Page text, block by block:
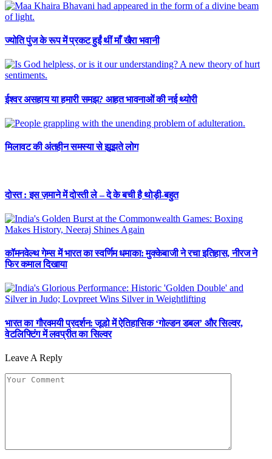
ज्योति पुंज के रूप में प्रकट हुईं थीं माँ खैरा भवानी
ईश्वर असहाय या हमारी समझ? आहत भावनाओं की नई थ्योरी
मिलावट की अंतहीन समस्या से झूझते लोग
दोस्त : इस ज़माने में दोस्ती ले – दे के बची है थोड़ी-बहुत
कॉमनवेल्थ गेम्स में भारत का स्वर्णिम धमाका: मुक्केबाजी ने रचा इतिहास, नीरज ने
फिर कमाल दिखाया
भारत का गौरवमयी प्रदर्शन: जूडो में ऐतिहासिक ‘गोल्डन डबल’ और सिल्वर,
वेटलिफ्टिंग में लवप्रीत का सिल्वर
Leave A Reply